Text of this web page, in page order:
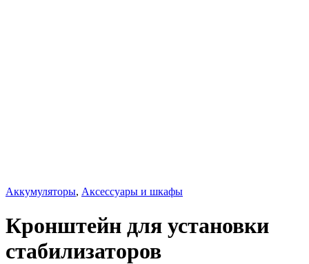
Аккумуляторы, Аксессуары и шкафы
Кронштейн для установки
стабилизаторов